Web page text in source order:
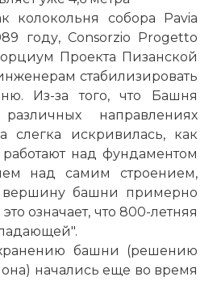
колокольня собора Pavia
году, Consorzio Progetto
Проекта Пизанской
стабилизировать
Из-за того, что Башня
направлениях
слегка искривилась, как
над фундаментом
над самим строением,
вершину башни примерно
означает, что 800-летняя
башни (решению
начались еще во время